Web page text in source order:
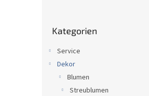
überspringen
Kategorien
Service
Dekor
Blumen
Streublumen